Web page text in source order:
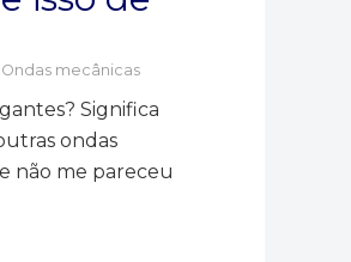
Ondas mecânicas
Significa
ondas
não me pareceu